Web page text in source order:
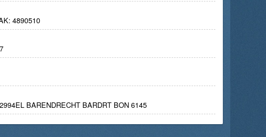
4890510
BARENDRECHT BARDRT BON 6145